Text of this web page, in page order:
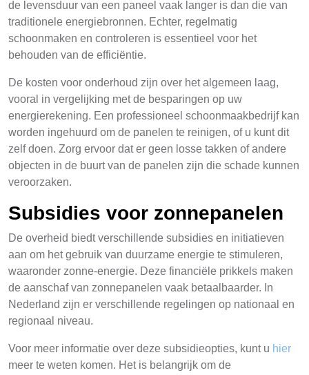
de levensduur van een paneel vaak langer is dan die van
traditionele energiebronnen. Echter, regelmatig
schoonmaken en controleren is essentieel voor het
behouden van de efficiëntie.
De kosten voor onderhoud zijn over het algemeen laag,
vooral in vergelijking met de besparingen op uw
energierekening. Een professioneel schoonmaakbedrijf kan
worden ingehuurd om de panelen te reinigen, of u kunt dit
zelf doen. Zorg ervoor dat er geen losse takken of andere
objecten in de buurt van de panelen zijn die schade kunnen
veroorzaken.
Subsidies voor zonnepanelen
De overheid biedt verschillende subsidies en initiatieven
aan om het gebruik van duurzame energie te stimuleren,
waaronder zonne-energie. Deze financiële prikkels maken
de aanschaf van zonnepanelen vaak betaalbaarder. In
Nederland zijn er verschillende regelingen op nationaal en
regionaal niveau.
Voor meer informatie over deze subsidieopties, kunt u hier
meer te weten komen. Het is belangrijk om de